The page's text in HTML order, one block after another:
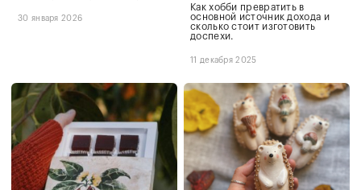
30 января 2026
Как хобби превратить в
основной источник дохода и
сколько стоит изготовить
доспехи.
11 декабря 2025